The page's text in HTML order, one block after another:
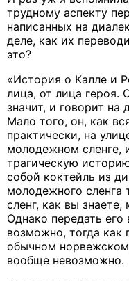
трудному аспекту
написанных на
деле, как их
это?
«История о Калле и
лица, от лица героя.
значит, и говорит на
Мало того, он, как
практически, на
молодежном сленге,
трагическую
собой коктейль из
молодежного
сленг, как вы
Однако передать
возможно, тогда как
обычном
вообще невозможно.